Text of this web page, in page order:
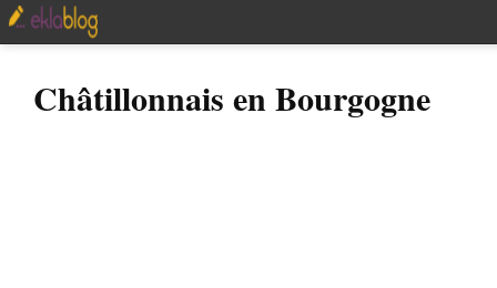
Châtillonnais en Bourgogne